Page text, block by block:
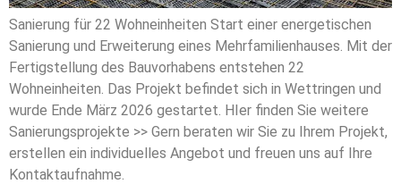
Sanierung für 22 Wohneinheiten Start einer energetischen
Sanierung und Erweiterung eines Mehrfamilienhauses. Mit der
Fertigstellung des Bauvorhabens entstehen 22
Wohneinheiten. Das Projekt befindet sich in Wettringen und
wurde Ende März 2026 gestartet. HIer finden Sie weitere
Sanierungsprojekte >> Gern beraten wir Sie zu Ihrem Projekt,
erstellen ein individuelles Angebot und freuen uns auf Ihre
Kontaktaufnahme.